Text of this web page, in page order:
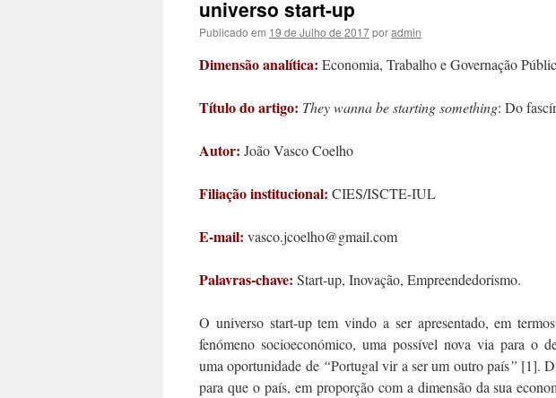
universo start-up
Publicado em 19 de Julho de 2017poradmin
Dimensão analítica: Economia, Trabalho e Governação
Título do artigo: They wanna be starting something: Do
Autor: João Vasco Coelho
Filiação institucional: CIES/ISCTE-IUL
E-mail: vasco.jcoelho@gmail.com
Palavras-chave: Start-up, Inovação, Empreendedorismo.
O universo start-up tem vindo a ser apresentado, em
fenómeno socioeconómico, uma possível nova via para o
uma oportunidade de “Portugal vir a ser um outro país” [1].
para que o país, em proporção com a dimensão da sua